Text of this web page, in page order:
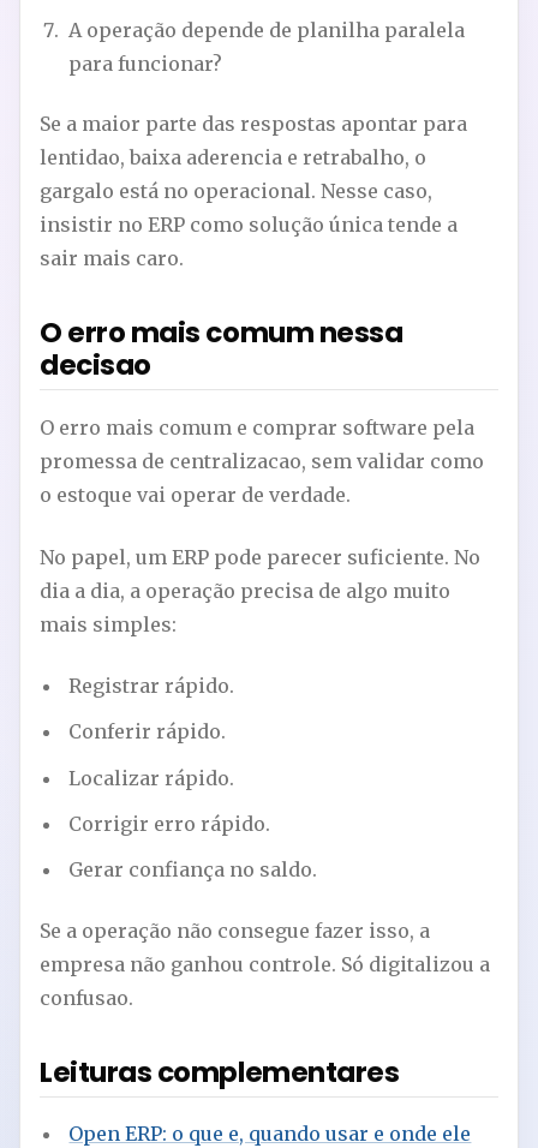
A operação depende de planilha paralela
para funcionar?
Se a maior parte das respostas apontar para
lentidao, baixa aderencia e retrabalho, o
gargalo está no operacional. Nesse caso,
insistir no ERP como solução única tende a
sair mais caro.
O erro mais comum nessa
decisao
O erro mais comum e comprar software pela
promessa de centralizacao, sem validar como
o estoque vai operar de verdade.
No papel, um ERP pode parecer suficiente. No
dia a dia, a operação precisa de algo muito
mais simples:
Registrar rápido.
Conferir rápido.
Localizar rápido.
Corrigir erro rápido.
Gerar confiança no saldo.
Se a operação não consegue fazer isso, a
empresa não ganhou controle. Só digitalizou a
confusao.
Leituras complementares
Open ERP: o que e, quando usar e onde ele